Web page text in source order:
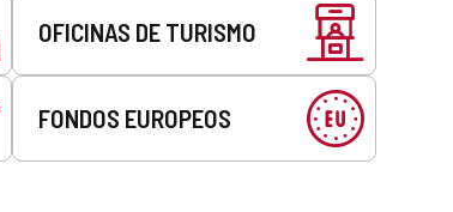
OFICINAS DE TURISMO
FONDOS EUROPEOS